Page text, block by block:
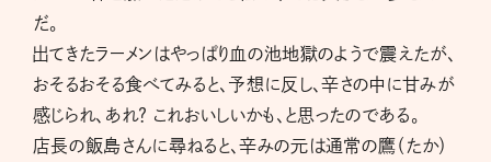
だ。
出てきたラーメンはやっぱり血の池地獄のようで震えたが、
おそるおそる食べてみると、予想に反し、辛さの中に甘みが
感じられ、あれ？ これおいしいかも、と思ったのである。
店長の飯島さんに尋ねると、辛みの元は通常の鷹（たか）